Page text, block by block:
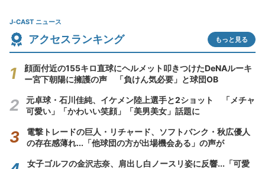
J-CAST ニュース
アクセスランキング もっと見る
顔面付近の155キロ直球にヘルメット叩きつけたDeNAルーキ
ー宮下朝陽に擁護の声 「負けん気必要」と球団OB
元卓球・石川佳純、イケメン陸上選手と2ショット 「メチャ
可愛い」「かわいい笑顔」「美男美女」話題に
電撃トレードの巨人・リチャード、ソフトバンク・秋広優人
の存在感薄れ...「他球団の方が出場機会ある」の声が
女子ゴルフの金沢志奈、肩出し白ノースリ姿に反響...「可愛